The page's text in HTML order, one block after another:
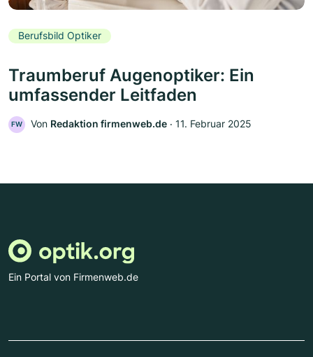
Berufsbild Optiker
Traumberuf Augenoptiker: Ein
umfassender Leitfaden
FW Von Redaktion firmenweb.de ‧ 11. Februar 2025
Ein Portal von Firmenweb.de